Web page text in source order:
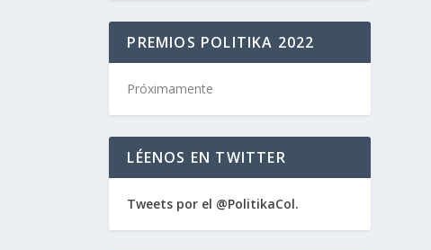
PREMIOS POLITIKA 2022
Próximamente
LÉENOS EN TWITTER
Tweets por el @PolitikaCol.